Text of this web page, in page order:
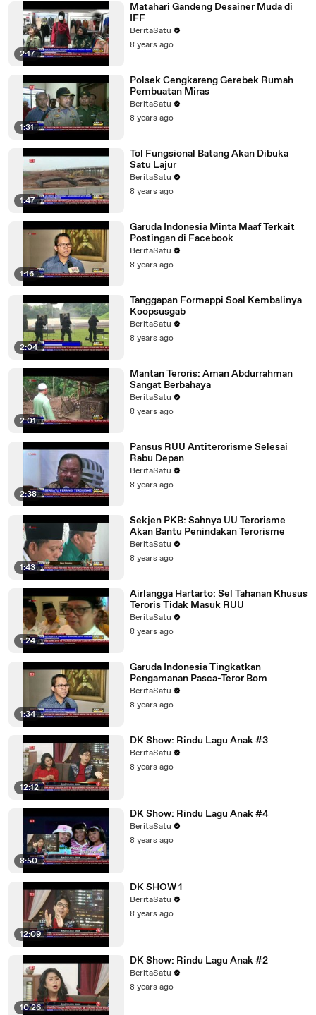
2:17
Matahari Gandeng Desainer Muda di
IFF
BeritaSatu
8 years ago
1:31
Polsek Cengkareng Gerebek Rumah
Pembuatan Miras
BeritaSatu
8 years ago
1:47
Tol Fungsional Batang Akan Dibuka
Satu Lajur
BeritaSatu
8 years ago
1:16
Garuda Indonesia Minta Maaf Terkait
Postingan di Facebook
BeritaSatu
8 years ago
2:04
Tanggapan Formappi Soal Kembalinya
Koopsusgab
BeritaSatu
8 years ago
2:01
Mantan Teroris: Aman Abdurrahman
Sangat Berbahaya
BeritaSatu
8 years ago
2:38
Pansus RUU Antiterorisme Selesai
Rabu Depan
BeritaSatu
8 years ago
1:43
Sekjen PKB: Sahnya UU Terorisme
Akan Bantu Penindakan Terorisme
BeritaSatu
8 years ago
1:24
Airlangga Hartarto: Sel Tahanan Khusus
Teroris Tidak Masuk RUU
BeritaSatu
8 years ago
1:34
Garuda Indonesia Tingkatkan
Pengamanan Pasca-Teror Bom
BeritaSatu
8 years ago
12:12
DK Show: Rindu Lagu Anak #3
BeritaSatu
8 years ago
8:50
DK Show: Rindu Lagu Anak #4
BeritaSatu
8 years ago
12:09
DK SHOW 1
BeritaSatu
8 years ago
10:26
DK Show: Rindu Lagu Anak #2
BeritaSatu
8 years ago